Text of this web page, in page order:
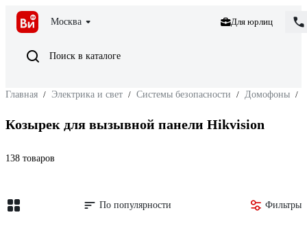
Москва Для юрлиц
Поиск в каталоге
Главная / Электрика и свет / Системы безопасности / Домофоны /
Козырек для вызывной панели Hikvision
138 товаров
По популярности Фильтры